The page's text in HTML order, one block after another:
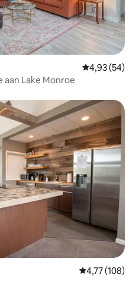
Gemiddelde
4,93 (54)
aan Lake Monroe
Gemiddelde
4,77 (108)